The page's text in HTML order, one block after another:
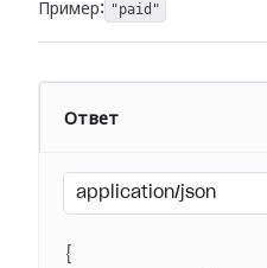
Пример: "paid"
Ответ
application/json
{